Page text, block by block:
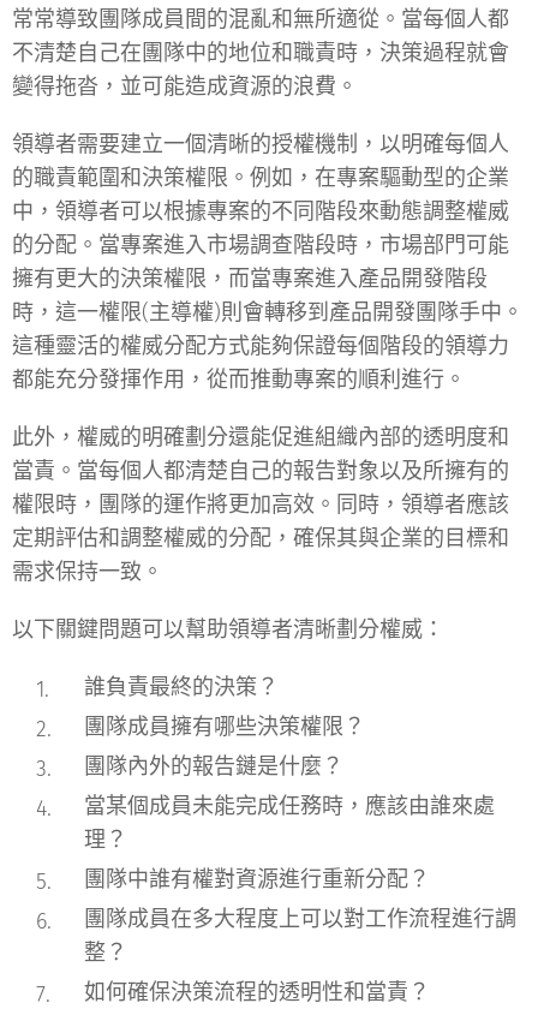
常常導致團隊成員間的混亂和無所適從。當每個人都
不清楚自己在團隊中的地位和職責時，決策過程就會
變得拖沓，並可能造成資源的浪費。
領導者需要建立一個清晰的授權機制，以明確每個人
的職責範圍和決策權限。例如，在專案驅動型的企業
中，領導者可以根據專案的不同階段來動態調整權威
的分配。當專案進入市場調查階段時，市場部門可能
擁有更大的決策權限，而當專案進入產品開發階段
時，這一權限(主導權)則會轉移到產品開發團隊手中。
這種靈活的權威分配方式能夠保證每個階段的領導力
都能充分發揮作用，從而推動專案的順利進行。
此外，權威的明確劃分還能促進組織內部的透明度和
當責。當每個人都清楚自己的報告對象以及所擁有的
權限時，團隊的運作將更加高效。同時，領導者應該
定期評估和調整權威的分配，確保其與企業的目標和
需求保持一致。
以下關鍵問題可以幫助領導者清晰劃分權威：
誰負責最終的決策？
團隊成員擁有哪些決策權限？
團隊內外的報告鏈是什麼？
當某個成員未能完成任務時，應該由誰來處
理？
團隊中誰有權對資源進行重新分配？
團隊成員在多大程度上可以對工作流程進行調
整？
如何確保決策流程的透明性和當責？